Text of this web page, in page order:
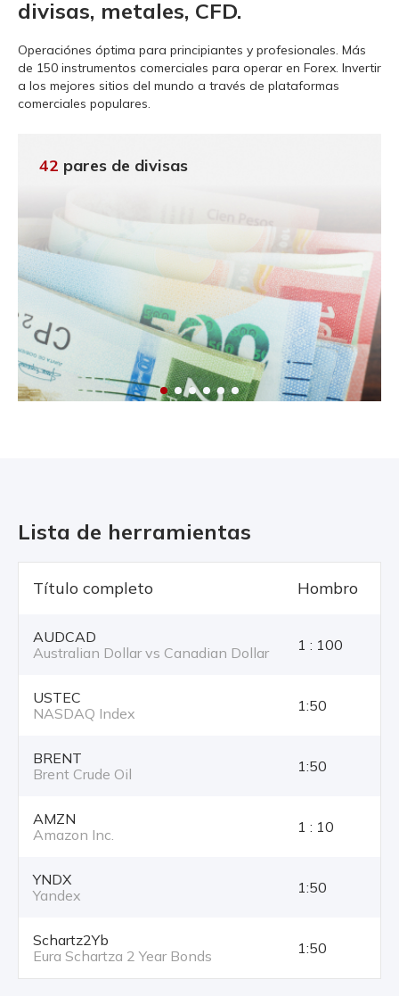
divisas, metales, CFD.
Operaciónes óptima para principiantes y profesionales. Más
de 150 instrumentos comerciales para operar en Forex. Invertir
a los mejores sitios del mundo a través de plataformas
comerciales populares.
42 pares de divisas
Lista de herramientas
Título completo Hombro
AUDCAD
Australian Dollar vs Canadian Dollar
1 : 100
USTEC
NASDAQ Index
1:50
BRENT
Brent Crude Oil
1:50
AMZN
Amazon Inc.
1 : 10
YNDX
Yandex
1:50
Schartz2Yb
Eura Schartza 2 Year Bonds
1:50